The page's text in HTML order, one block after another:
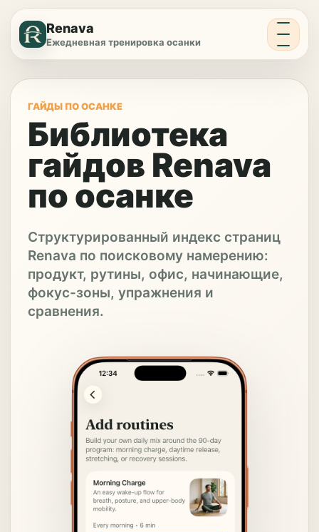
Renava
Ежедневная тренировка осанки
Меню
ГАЙДЫ ПО ОСАНКЕ
Библиотека
гайдов Renava
по осанке
Структурированный индекс страниц
Renava по поисковому намерению:
продукт, рутины, офис, начинающие,
фокус-зоны, упражнения и
сравнения.